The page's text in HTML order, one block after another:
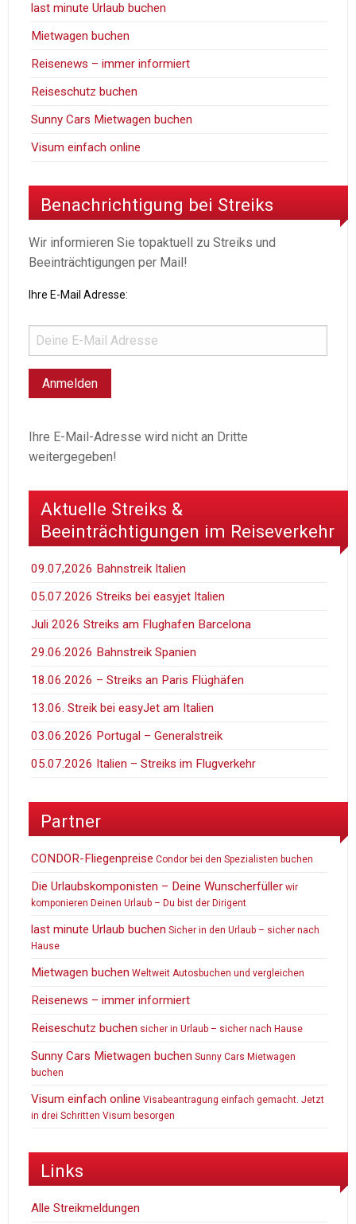
last minute Urlaub buchen
Mietwagen buchen
Reisenews – immer informiert
Reiseschutz buchen
Sunny Cars Mietwagen buchen
Visum einfach online
Benachrichtigung bei Streiks
Wir informieren Sie topaktuell zu Streiks und
Beeinträchtigungen per Mail!
Ihre E-Mail Adresse:
Ihre E-Mail-Adresse wird nicht an Dritte
weitergegeben!
Aktuelle Streiks &
Beeinträchtigungen im Reiseverkehr
09.07,2026 Bahnstreik Italien
05.07.2026 Streiks bei easyjet Italien
Juli 2026 Streiks am Flughafen Barcelona
29.06.2026 Bahnstreik Spanien
18.06.2026 – Streiks an Paris Flüghäfen
13.06. Streik bei easyJet am Italien
03.06.2026 Portugal – Generalstreik
05.07.2026 Italien – Streiks im Flugverkehr
Partner
CONDOR-Fliegenpreise Condor bei den Spezialisten buchen
Die Urlaubskomponisten – Deine Wunscherfüller wir
komponieren Deinen Urlaub – Du bist der Dirigent
last minute Urlaub buchen Sicher in den Urlaub – sicher nach
Hause
Mietwagen buchen Weltweit Autosbuchen und vergleichen
Reisenews – immer informiert
Reiseschutz buchen sicher in Urlaub – sicher nach Hause
Sunny Cars Mietwagen buchen Sunny Cars Mietwagen
buchen
Visum einfach online Visabeantragung einfach gemacht. Jetzt
in drei Schritten Visum besorgen
Links
Alle Streikmeldungen